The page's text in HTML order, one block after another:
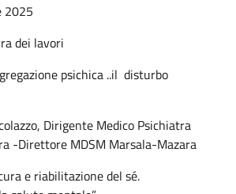
2025
dei lavori
psichica ..il disturbo
Dirigente Medico Psichiatra
-Direttore MDSM Marsala-Mazara
e riabilitazione del sé.